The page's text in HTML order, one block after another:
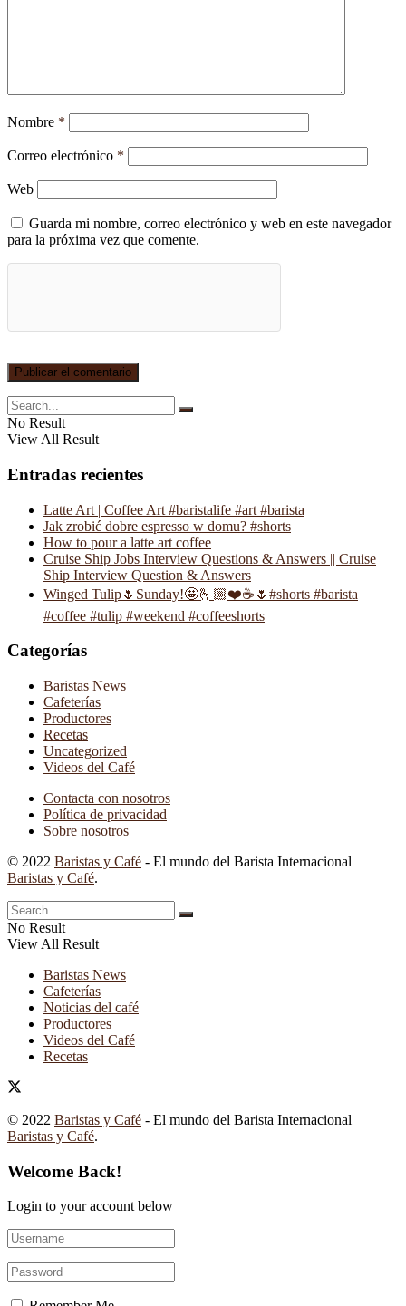
Nombre *
Correo electrónico *
Web
Guarda mi nombre, correo electrónico y web en este navegador
para la próxima vez que comente.
No Result
View All Result
Entradas recientes
Latte Art | Coffee Art #baristalife #art #barista
Jak zrobić dobre espresso w domu? #shorts
How to pour a latte art coffee
Cruise Ship Jobs Interview Questions & Answers || Cruise
Ship Interview Question & Answers
Winged Tulip🌷Sunday!🤩🫰🏼❤️☕️🌷#shorts #barista
#coffee #tulip #weekend #coffeeshorts
Categorías
Baristas News
Cafeterías
Productores
Recetas
Uncategorized
Videos del Café
Contacta con nosotros
Política de privacidad
Sobre nosotros
© 2022 Baristas y Café - El mundo del Barista Internacional
Baristas y Café.
No Result
View All Result
Baristas News
Cafeterías
Noticias del café
Productores
Videos del Café
Recetas
© 2022 Baristas y Café - El mundo del Barista Internacional
Baristas y Café.
Welcome Back!
Login to your account below